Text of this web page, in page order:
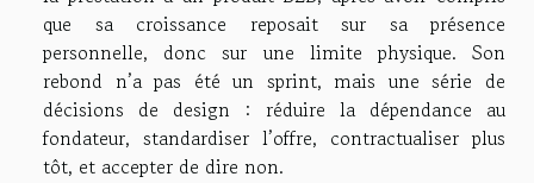
que sa croissance reposait sur sa présence
personnelle, donc sur une limite physique. Son
rebond n’a pas été un sprint, mais une série de
décisions de design : réduire la dépendance au
fondateur, standardiser l’offre, contractualiser plus
tôt, et accepter de dire non.